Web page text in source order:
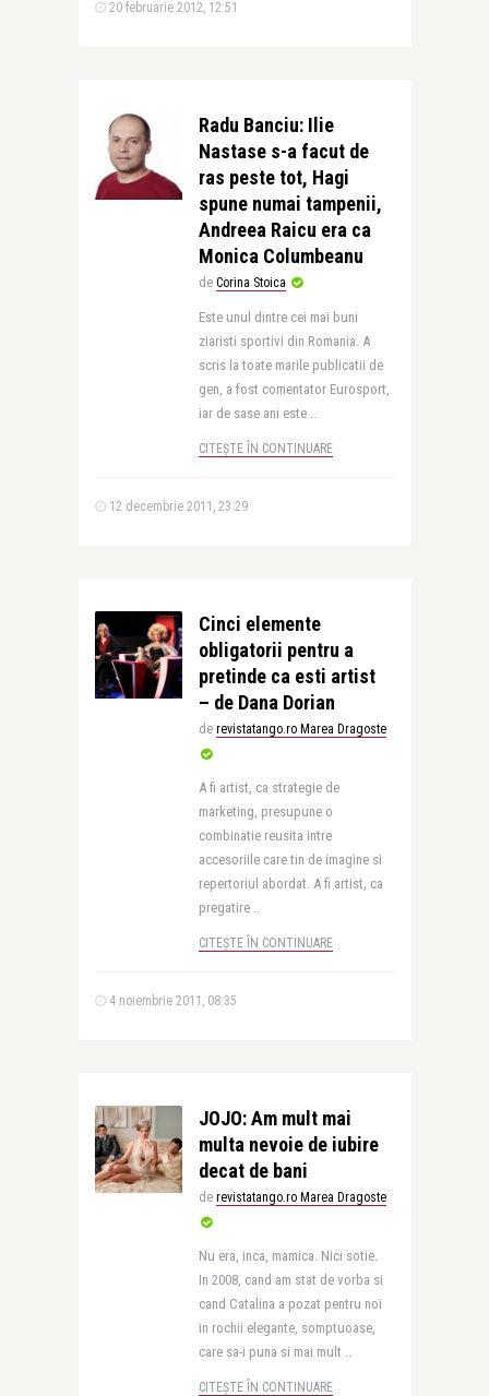
20 februarie 2012, 12:51
Radu Banciu: Ilie
Nastase s-a facut de
ras peste tot, Hagi
spune numai tampenii,
Andreea Raicu era ca
Monica Columbeanu
de Corina Stoica
Este unul dintre cei mai buni
ziaristi sportivi din Romania. A
scris la toate marile publicatii de
gen, a fost comentator Eurosport,
iar de sase ani este ..
CITEȘTE ÎN CONTINUARE
12 decembrie 2011, 23:29
Cinci elemente
obligatorii pentru a
pretinde ca esti artist
– de Dana Dorian
de revistatango.ro Marea Dragoste
A fi artist, ca strategie de
marketing, presupune o
combinatie reusita intre
accesoriile care tin de imagine si
repertoriul abordat. A fi artist, ca
pregatire ..
CITEȘTE ÎN CONTINUARE
4 noiembrie 2011, 08:35
JOJO: Am mult mai
multa nevoie de iubire
decat de bani
de revistatango.ro Marea Dragoste
Nu era, inca, mamica. Nici sotie.
In 2008, cand am stat de vorba si
cand Catalina a pozat pentru noi
in rochii elegante, somptuoase,
care sa-i puna si mai mult ..
CITEȘTE ÎN CONTINUARE